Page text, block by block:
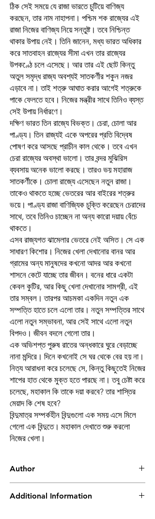
ঠিক সেই সময়ে যে রাজা ভারতে চুটিয়ে বাণিজ্য
করছেন, তার নাম নাহাপনা। পশ্চিম শক রাজ্যের এই
রাজা নিজের বাণিজ্য নিয়ে সন্তুষ্ট। তবে নিশ্চিন্ত
থাকার উপায় নেই। তিনি জানেন, মধ্য ভারত অধিকার
করে সাতবাহন রাজ্যের সীমা এখন তার রাজ্যের
উপকণ্ঠে চলে এসেছে। আর তার এই ছোট কিন্তু
অতুল সমৃদ্ধ রাজ্য অবশ্যই সাতকর্ণীর শকুন নজর
এড়াবে না। তাই শত্রু আঘাত করার আগেই শত্রুকে
পাকে ফেলতে হবে। নিজের মন্ত্রীর সাথে তিনিও ব্যস্ত
সেই উপায় নির্ধারণে।
দক্ষিণ ভারত তিন রাজ্যে বিভক্ত। চেরা, চোলা আর
পাণ্ড্য। তিন রাজ্যই একে অপরের প্রতি বিদ্বেষ
পোষণ করে আসছে প্রাচীন কাল থেকে। তবে এখন
চেরা রাজ্যের অবস্থা ভালো। তার বন্দর মুঝিরিস
ব্যবসায় অনেক ভালো করছে। তারও ভয় মহারাজ
সাতকর্ণীকে। চোলা রাজ্যে এসেছেন নতুন রাজা।
তাকেও থাকতে হচ্ছে ভেতরের আর বাইরের শত্রুর
ভয়ে। পাণ্ড্য রাজা বাণিজ্যিক চুক্তি করেছেন চেরাদের
সাথে, তবে তিনিও চাচ্ছেন না অন্য কারো দয়ায় বেঁচে
থাকতে।
এসব রাজ্যগত ঝামেলার ভেতরে নেই অসিত। সে এক
সাধারণ কিশোর। নিজের খেলা দেখানোর বানর আর
গ্রামের অন্য মানুষদের কখনো আদর আর কখনো
শাসনে কেটে যাচ্ছে তার জীবন। বনের ধারে একটা
কেবল কুটির, আর কিছু খেলা দেখানোর সামগ্রী, এই
তার সম্বল। তারপর আচমকা একদিন নতুন এক
সম্পত্তি হাতে চলে এলো তার। নতুন সম্পত্তির সাথে
এলো নতুন সম্ভাবনা, আর সেই সাথে এলো নতুন
বিপদও। জীবন বদলে গেলো তার।
এক অভিশপ্ত পুরুষ রাতের অন্ধকারে ঘুরে বেড়াচ্ছে
নানা মন্দিরে। দিনে কখনোই সে ঘর থেকে বের হয় না।
নিত্য আরাধনা করে চলেছে সে, কিন্তু কিছুতেই নিজের
শাপের হাত থেকে মুক্ত হতে পারছে না। তবু চেষ্টা করে
চলেছে, মহাকাল কি তাকে দয়া করবে? তার শাস্তির
মেয়াদ কি শেষ হবে?
বিন্দুমাত্র সম্পর্কহীন বিন্দুগুলো এক সময় এসে মিলে
গেলো এক বিন্দুতে। মহাকাল দেখাতে শুরু করলো
নিজের খেলা।
Author
Additional Information